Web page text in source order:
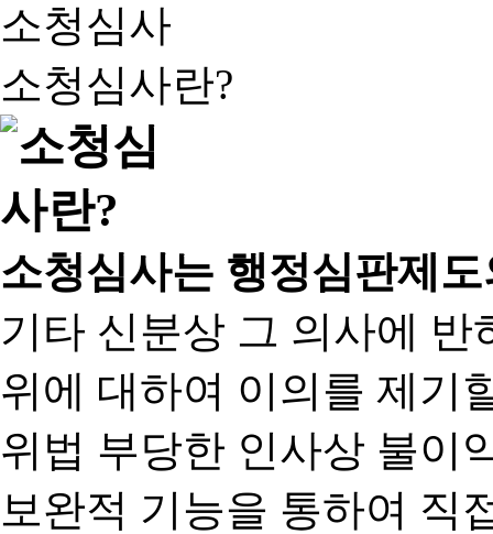
소청심사
소청심사란?
소청심사는 행정심판제
기타 신분상 그 의사에
위에 대하여 이의를 제기
위법 부당한 인사상 불이
보완적 기능을 통하여 직